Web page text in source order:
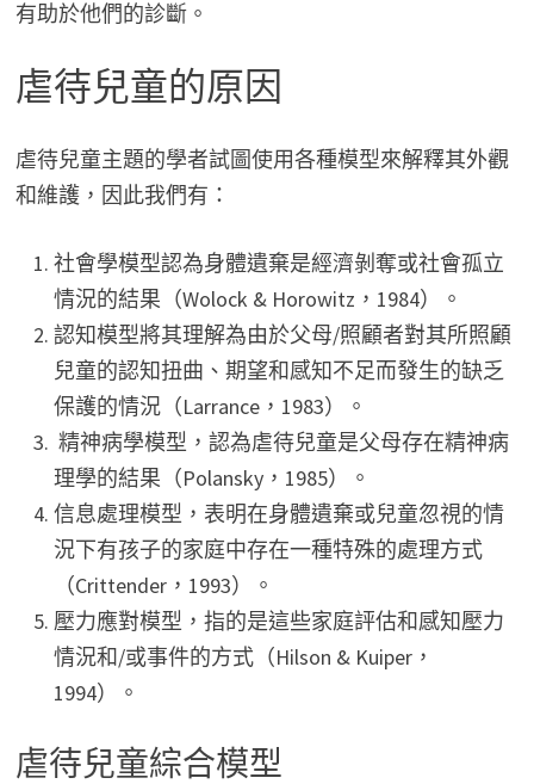
有助於他們的診斷。
虐待兒童的原因
虐待兒童主題的學者試圖使用各種模型來解釋其外觀
和維護，因此我們有：
社會學模型認為身體遺棄是經濟剝奪或社會孤立
情況的結果（Wolock & Horowitz，1984）。
認知模型將其理解為由於父母/照顧者對其所照顧
兒童的認知扭曲、期望和感知不足而發生的缺乏
保護的情況（Larrance，1983）。
精神病學模型，認為虐待兒童是父母存在精神病
理學的結果（Polansky，1985）。
信息處理模型，表明在身體遺棄或兒童忽視的情
況下有孩子的家庭中存在一種特殊的處理方式
（Crittender，1993）。
壓力應對模型，指的是這些家庭評估和感知壓力
情況和/或事件的方式（Hilson & Kuiper，
1994）。
虐待兒童綜合模型